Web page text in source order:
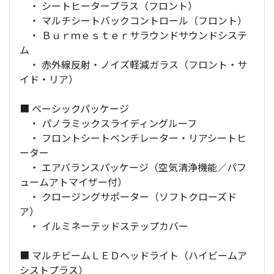
・ シートヒータープラス（フロント）
・ マルチシートバックコントロール（フロント）
・ Ｂｕｒｍｅｓｔｅｒサラウンドサウンドシステ
ム
・ 赤外線反射・ノイズ軽減ガラス（フロント・サ
イド・リア）
■ ベーシックパッケージ
・ パノラミックスライディングルーフ
・ フロントシートベンチレーター・リアシートヒ
ーター
・ エアバランスパッケージ（空気清浄機能／パフ
ュームアトマイザー付）
・ クロージングサポーター（ソフトクローズド
ア）
・ イルミネーテッドステップカバー
■ マルチビームＬＥＤヘッドライト（ハイビームア
シストプラス）